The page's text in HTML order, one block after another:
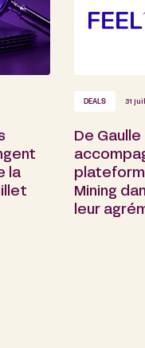
la
DEALS 31
De
Mining
leur